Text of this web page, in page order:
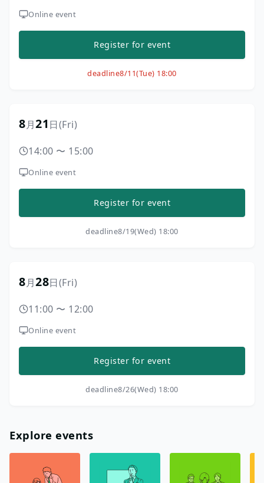
Explore events
Online event
Register for event
deadline8/11(Tue) 18:00
8月21日(Fri)
14:00 〜 15:00
Online event
Register for event
deadline8/19(Wed) 18:00
8月28日(Fri)
11:00 〜 12:00
Online event
Register for event
deadline8/26(Wed) 18:00